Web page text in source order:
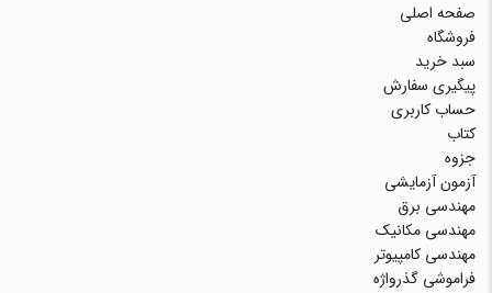
صفحه اصلی
فروشگاه
سبد خرید
پیگیری سفارش
حساب کاربری
کتاب
جزوه
آزمون آزمایشی
مهندسی برق
مهندسی مکانیک
مهندسی کامپیوتر
فراموشی گذرواژه